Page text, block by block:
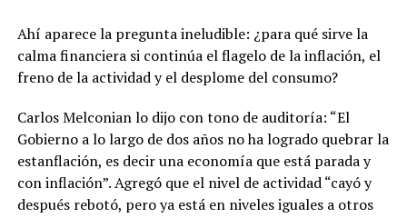
Ahí aparece la pregunta ineludible: ¿para qué sirve la
calma financiera si continúa el flagelo de la inflación, el
freno de la actividad y el desplome del consumo?
Carlos Melconian lo dijo con tono de auditoría: “El
Gobierno a lo largo de dos años no ha logrado quebrar la
estanflación, es decir una economía que está parada y
con inflación”. Agregó que el nivel de actividad “cayó y
después rebotó, pero ya está en niveles iguales a otros